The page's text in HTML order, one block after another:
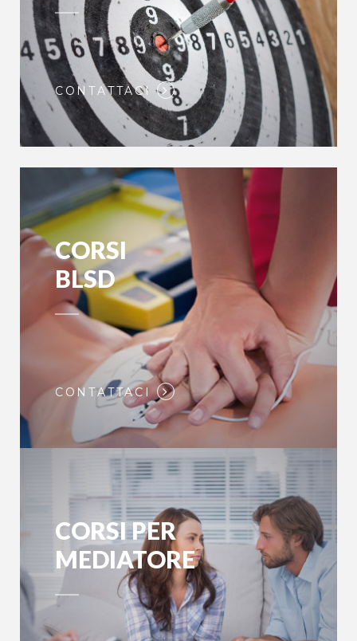
CONTATTACI
CORSI
BLSD
CONTATTACI
CORSI PER
MEDIATORE